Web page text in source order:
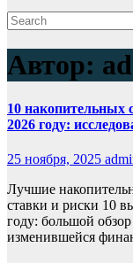
Автор:
10 накопительных
2026 году:
25 ноября, 2025
Лучшие
ставки и риски 10
году: большой
изменившейся